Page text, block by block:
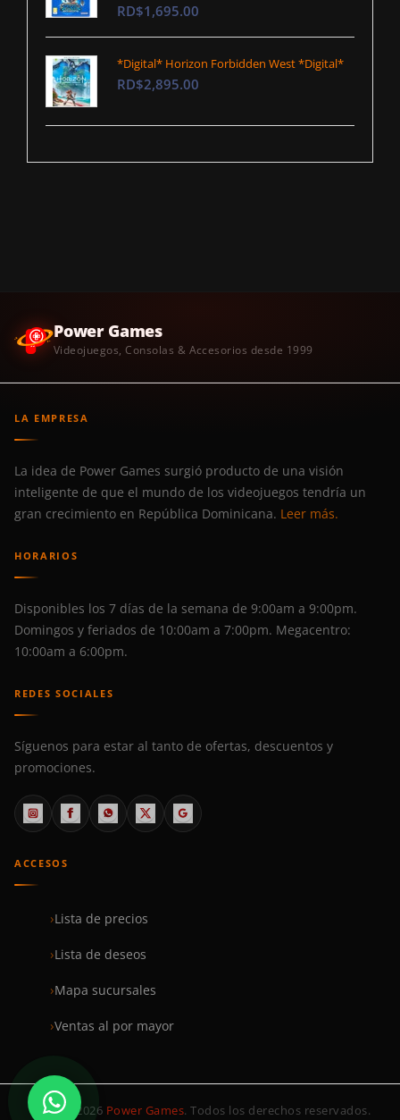
RD$1,695.00
*Digital* Horizon Forbidden West *Digital*
RD$2,895.00
Power Games
Videojuegos, Consolas & Accesorios desde 1999
LA EMPRESA
La idea de Power Games surgió producto de una visión
inteligente de que el mundo de los videojuegos tendría un
gran crecimiento en República Dominicana. Leer más.
HORARIOS
Disponibles los 7 días de la semana de 9:00am a 9:00pm.
Domingos y feriados de 10:00am a 7:00pm. Megacentro:
10:00am a 6:00pm.
REDES SOCIALES
Síguenos para estar al tanto de ofertas, descuentos y
promociones.
ACCESOS
Lista de precios
Lista de deseos
Mapa sucursales
Ventas al por mayor
© 1999–2026 Power Games. Todos los derechos reservados.